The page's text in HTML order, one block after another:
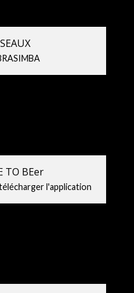
TO BEer
l'application